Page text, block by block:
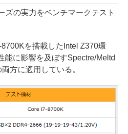
の実力をベンチマークテスト
を搭載したIntel Z370環
能に影響を及ぼすSpectre/Meltd
方に適用している。